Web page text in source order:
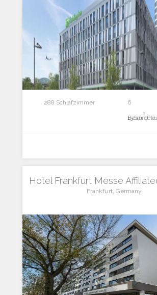
288 Schlafzimmer 6
156m
2
Hotel Frankfurt Messe
Frankfurt, Germany